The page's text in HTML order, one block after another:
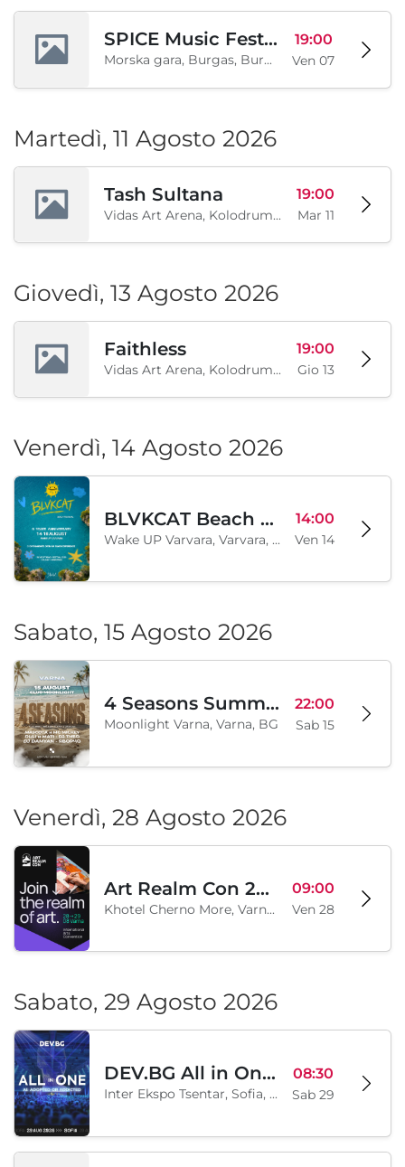
SPICE Music Festival 2026
Morska gara, Burgas, Burgas, BG
19:00
Ven 07
Martedì, 11 Agosto 2026
Tash Sultana
Vidas Art Arena, Kolodrum, Borisova gradina, Sofia, BG
19:00
Mar 11
Giovedì, 13 Agosto 2026
Faithless
Vidas Art Arena, Kolodrum, Borisova gradina, Sofia, BG
19:00
Gio 13
Venerdì, 14 Agosto 2026
BLVKCAT Beach Festival 2026, Wake up Varvara
Wake UP Varvara, Varvara, BG
14:00
Ven 14
Sabato, 15 Agosto 2026
4 Seasons Summer Edition
Moonlight Varna, Varna, BG
22:00
Sab 15
Venerdì, 28 Agosto 2026
Art Realm Con 2026
Khotel Cherno More, Varna, BG
09:00
Ven 28
Sabato, 29 Agosto 2026
DEV.BG All in One 2026
Inter Ekspo Tsentar, Sofia, BG
08:30
Sab 29